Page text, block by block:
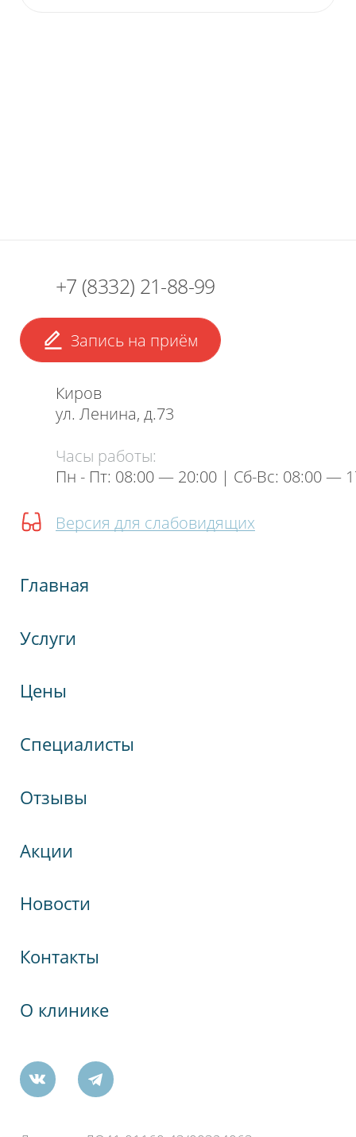
+7 (8332) 21-88-99
Запись на приём
Киров
ул. Ленина, д.73
Часы работы:
Пн - Пт: 08:00 — 20:00 | Cб-Вс: 08:00 —
Версия для слабовидящих
Главная
Услуги
Цены
Специалисты
Отзывы
Акции
Новости
Контакты
О клинике